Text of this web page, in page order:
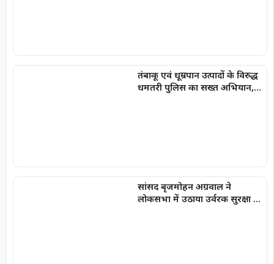
तंबाकू एवं धूम्रपान उत्पादों के विरुद्ध
धमतरी पुलिस का सख्त अभियान,
सांसद बृजमोहन अग्रवाल ने
लोकसभा में उठाया उर्वरक सुरक्षा का